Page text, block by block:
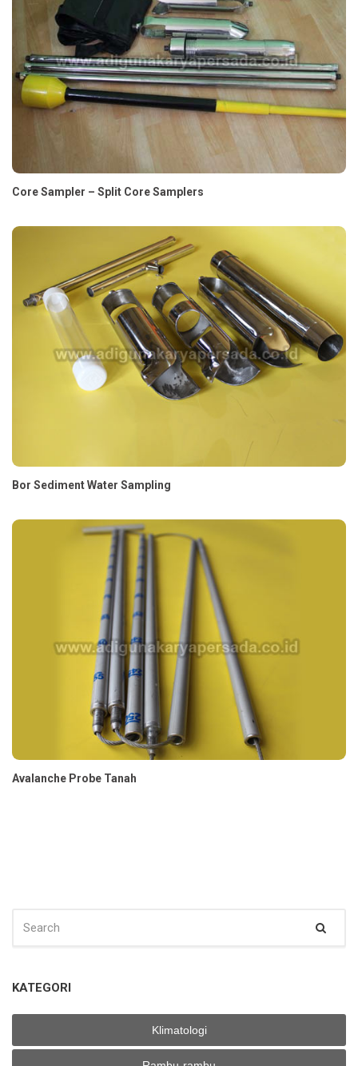
Core Sampler – Split Core Samplers
Bor Sediment Water Sampling
Avalanche Probe Tanah
FOR:
KATEGORI
Klimatologi